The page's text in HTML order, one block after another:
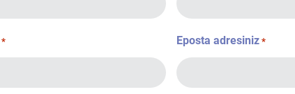
* Eposta adresiniz *